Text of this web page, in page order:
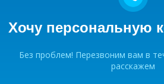
Хочу персональную
Без проблем! Перезвоним вам в
расскажем